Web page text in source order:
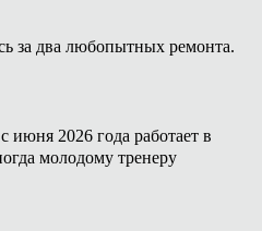
за два любопытных ремонта.
2026 года работает в
молодому тренеру